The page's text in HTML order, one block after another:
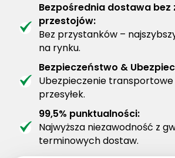
Bezpośrednia dostawa bez
przestojów:
Bez przystanków –
na rynku.
Bezpieczeństwo &
Ubezpieczenie
przesyłek.
99,5% punktualności:
Najwyższa niezawodność z
terminowych dostaw.